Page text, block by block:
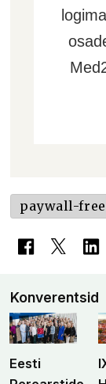
paywall-
Konverentsid
Eesti